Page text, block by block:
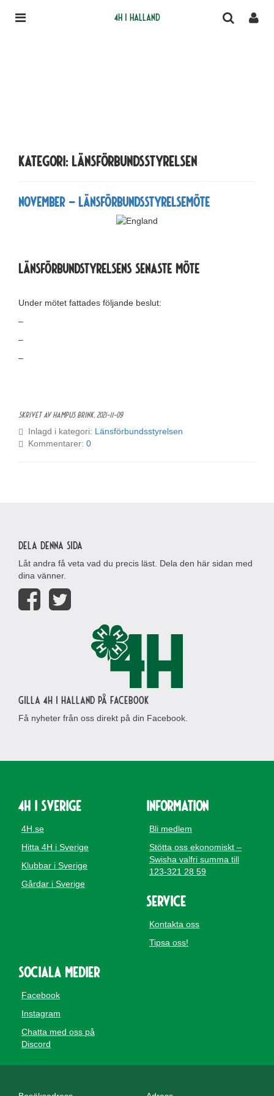
4H i Halland
Kategori: Länsförbundsstyrelsen
November – Länsförbundsstyrelsemöte
Länsförbundstyrelsens senaste möte
Under mötet fattades följande beslut:
–
–
–
Skrivet av Hampus Brink,2021-11-09
Inlagd i kategori: Länsförbundsstyrelsen
Kommentarer: 0
Dela denna sida
Låt andra få veta vad du precis läst. Dela den här sidan med
dina vänner.
Gilla 4H i Halland på Facebook
Få nyheter från oss direkt på din Facebook.
4H i Sverige
4H.se
Hitta 4H i Sverige
Klubbar i Sverige
Gårdar i Sverige
Information
Bli medlem
Stötta oss ekonomiskt –
Swisha valfri summa till
123-321 28 59
Service
Kontakta oss
Tipsa oss!
Sociala medier
Facebook
Instagram
Chatta med oss på
Discord